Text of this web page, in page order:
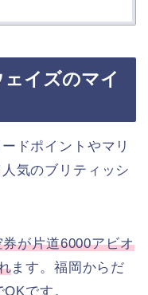
イズのマイ
ドポイントやマリ
気のブリティッシ
が片道6000アビオ
ます。福岡からだ
です。